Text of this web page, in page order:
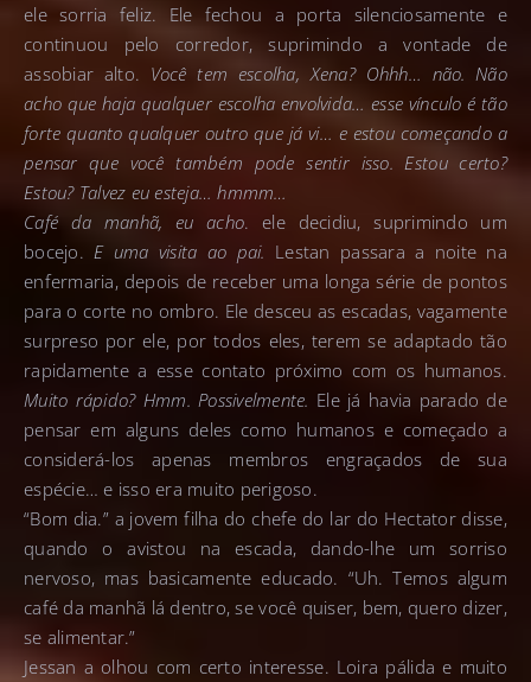
ele sorria feliz. Ele fechou a porta silenciosamente e
continuou pelo corredor, suprimindo a vontade de
assobiar alto. Você tem escolha, Xena? Ohhh… não. Não
acho que haja qualquer escolha envolvida… esse vínculo é tão
forte quanto qualquer outro que já vi… e estou começando a
pensar que você também pode sentir isso. Estou certo?
Estou? Talvez eu esteja… hmmm…
Café da manhã, eu acho. ele decidiu, suprimindo um
bocejo. E uma visita ao pai. Lestan passara a noite na
enfermaria, depois de receber uma longa série de pontos
para o corte no ombro. Ele desceu as escadas, vagamente
surpreso por ele, por todos eles, terem se adaptado tão
rapidamente a esse contato próximo com os humanos.
Muito rápido? Hmm. Possivelmente. Ele já havia parado de
pensar em alguns deles como humanos e começado a
considerá-los apenas membros engraçados de sua
espécie… e isso era muito perigoso.
“Bom dia.” a jovem filha do chefe do lar do Hectator disse,
quando o avistou na escada, dando-lhe um sorriso
nervoso, mas basicamente educado. “Uh. Temos algum
café da manhã lá dentro, se você quiser, bem, quero dizer,
se alimentar.”
Jessan a olhou com certo interesse. Loira pálida e muito